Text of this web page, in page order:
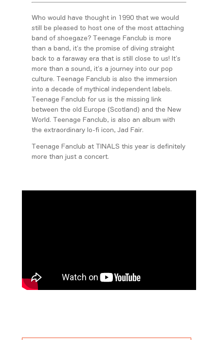
Who would have thought in 1990 that we would
still be pleased to host one of the most attaching
band of shoegaze? Teenage Fanclub is more
than a band, it’s the promise of diving straight
back to a faraway era that is still close to us! It’s
more than a sound, it’s a journey into our pop
culture. Teenage Fanclub is also the immersion
into a decade of mythical independent labels.
Teenage Fanclub for us is the missing link
between the old Europe (Scotland) and the New
World. Teenage Fanclub, is also an album with
the extraordinary lo-fi icon, Jad Fair.
Teenage Fanclub at TINALS this year is definitely
more than just a concert.